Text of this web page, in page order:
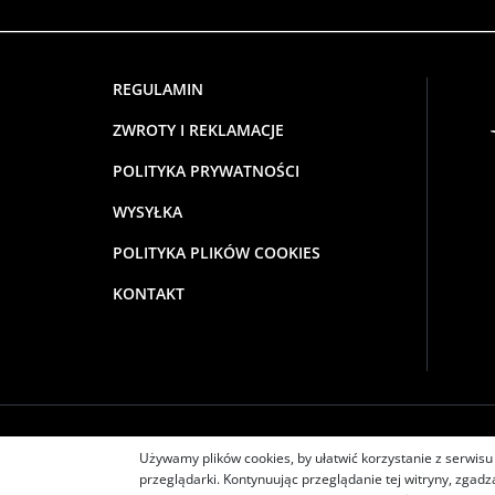
REGULAMIN
ZWROTY I REKLAMACJE
POLITYKA PRYWATNOŚCI
WYSYŁKA
POLITYKA PLIKÓW COOKIES
KONTAKT
IT PLATFORMS PROSTA SPÓŁKA AKCYJNA |
Używamy plików cookies, by ułatwić korzystanie z
przeglądarki. Kontynuując przeglądanie tej witryny,